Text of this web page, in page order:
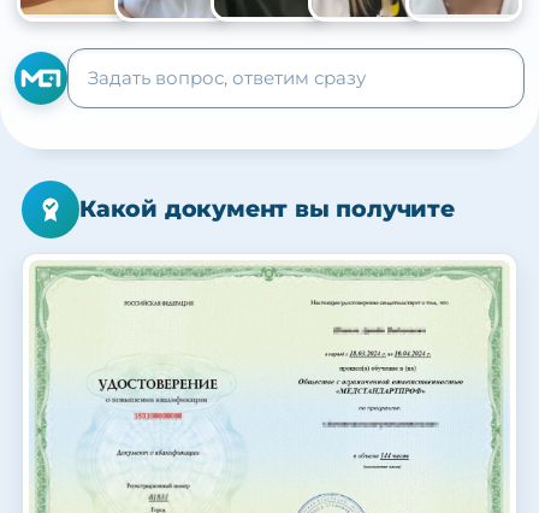
+105
Какой документ вы получите